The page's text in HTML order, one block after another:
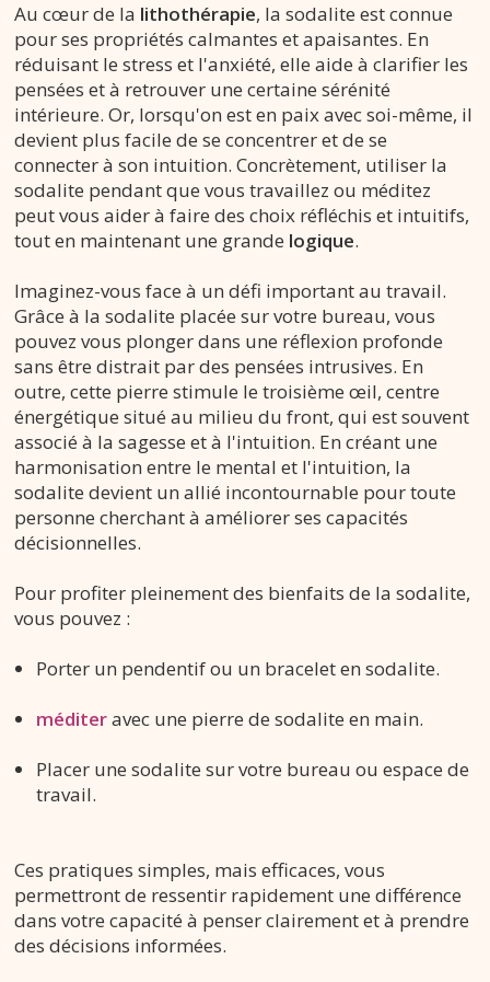
Au cœur de la lithothérapie, la sodalite est connue
pour ses propriétés calmantes et apaisantes. En
réduisant le stress et l'anxiété, elle aide à clarifier les
pensées et à retrouver une certaine sérénité
intérieure. Or, lorsqu'on est en paix avec soi-même, il
devient plus facile de se concentrer et de se
connecter à son intuition. Concrètement, utiliser la
sodalite pendant que vous travaillez ou méditez
peut vous aider à faire des choix réfléchis et intuitifs,
tout en maintenant une grande logique.
Imaginez-vous face à un défi important au travail.
Grâce à la sodalite placée sur votre bureau, vous
pouvez vous plonger dans une réflexion profonde
sans être distrait par des pensées intrusives. En
outre, cette pierre stimule le troisième œil, centre
énergétique situé au milieu du front, qui est souvent
associé à la sagesse et à l'intuition. En créant une
harmonisation entre le mental et l'intuition, la
sodalite devient un allié incontournable pour toute
personne cherchant à améliorer ses capacités
décisionnelles.
Pour profiter pleinement des bienfaits de la sodalite,
vous pouvez :
Porter un pendentif ou un bracelet en sodalite.
méditeravec une pierre de sodalite en main.
Placer une sodalite sur votre bureau ou espace de
travail.
Ces pratiques simples, mais efficaces, vous
permettront de ressentir rapidement une différence
dans votre capacité à penser clairement et à prendre
des décisions informées.